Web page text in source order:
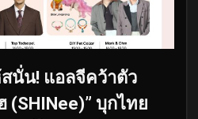
นั่น! แอลจีคว้าตัว
(SHINee)” บุกไทย